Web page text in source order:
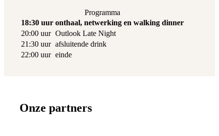
Programma
18:30 uur onthaal, netwerking en walking dinner
20:00 uur Outlook Late Night
21:30 uur afsluitende drink
22:00 uur einde
Onze partners